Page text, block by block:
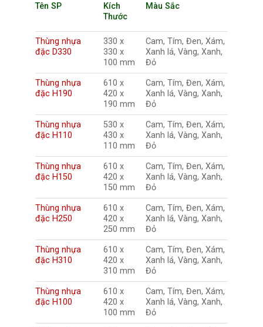
Tên SP
Kích
Thước
Màu Sắc
Thùng nhựa
đặc D330
330 x
330 x
100 mm
Cam, Tím, Đen, Xám,
Xanh lá, Vàng, Xanh,
Đỏ
Thùng nhựa
đặc H190
610 x
420 x
190 mm
Cam, Tím, Đen, Xám,
Xanh lá, Vàng, Xanh,
Đỏ
Thùng nhựa
đặc H110
530 x
430 x
110 mm
Cam, Tím, Đen, Xám,
Xanh lá, Vàng, Xanh,
Đỏ
Thùng nhựa
đặc H150
610 x
420 x
150 mm
Cam, Tím, Đen, Xám,
Xanh lá, Vàng, Xanh,
Đỏ
Thùng nhựa
đặc H250
610 x
420 x
250 mm
Cam, Tím, Đen, Xám,
Xanh lá, Vàng, Xanh,
Đỏ
Thùng nhựa
đặc H310
610 x
420 x
310 mm
Cam, Tím, Đen, Xám,
Xanh lá, Vàng, Xanh,
Đỏ
Thùng nhựa
đặc H100
610 x
420 x
100 mm
Cam, Tím, Đen, Xám,
Xanh lá, Vàng, Xanh,
Đỏ